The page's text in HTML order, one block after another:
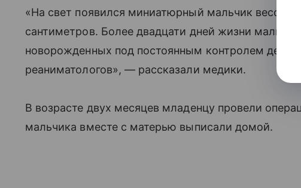
«На свет появился миниатюрный мальчик весом
сантиметров. Более двадцати дней жизни малыш
новорожденных под постоянным контролем
реаниматологов», — рассказали медики.
В возрасте двух месяцев младенцу провели
мальчика вместе с матерью выписали домой.